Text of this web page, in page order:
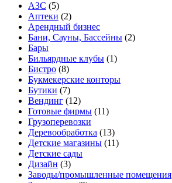
АЗС (5)
Аптеки (2)
Арендный бизнес
Бани, Сауны, Бассейны (2)
Бары
Бильярдные клубы (1)
Бистро (8)
Букмекерские конторы
Бутики (7)
Вендинг (12)
Готовые фирмы (11)
Грузоперевозки
Деревообработка (13)
Детские магазины (11)
Детские сады
Дизайн (3)
Заводы/промышленные помещения